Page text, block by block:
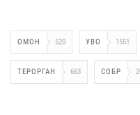
ОМОН 520 УВО 1551
ТЕРОРГАН 663 СОБР